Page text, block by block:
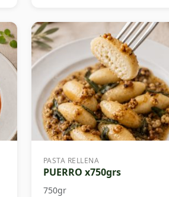
PASTA RELLENA
PUERRO x750grs
750gr